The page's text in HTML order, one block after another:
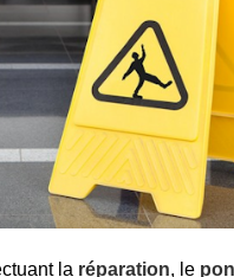
la réparation, le